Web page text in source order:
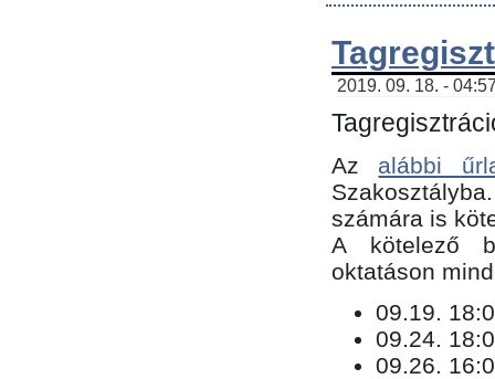
2019. 09. 18. -
Az alábbi
számára is
​A kötelező
oktatáson
09.19.
09.24.
09.26.